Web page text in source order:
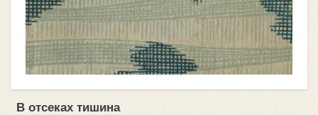
В отсеках тишина